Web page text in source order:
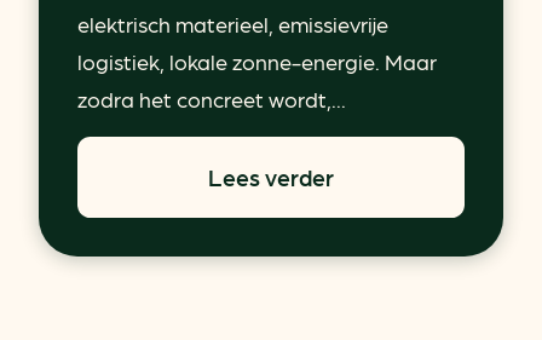
elektrisch materieel, emissievrije
logistiek, lokale zonne-energie. Maar
zodra het concreet wordt,...
Lees verder